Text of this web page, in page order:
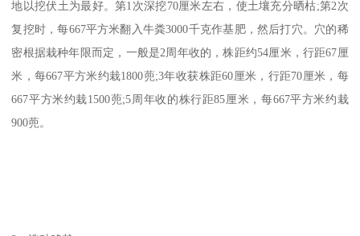
地以挖伏土为最好。第1次深挖70厘米左右，使土壤充分晒枯;第2次
复挖时，每667平方米翻入牛粪3000千克作基肥，然后打穴。穴的稀
密根据栽种年限而定，一般是2周年收的，株距约54厘米，行距67厘
米，每667平方米约栽1800蔸;3年收获株距60厘米，行距70厘米，每
667平方米约栽1500蔸;5周年收的株行距85厘米，每667平方米约栽
900蔸。